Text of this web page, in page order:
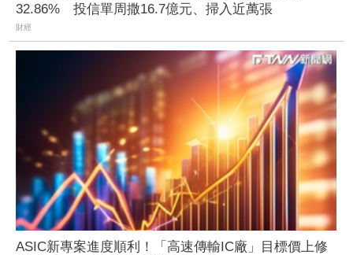
32.86% 投信單周撒16.7億元、掃入近萬張
財經
ASIC新專案進度順利！「高速傳輸IC廠」目標價上修